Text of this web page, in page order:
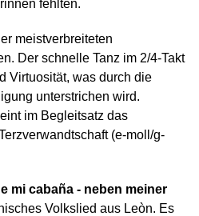
fehlten.
meistverbreiteten
Der schnelle Tanz im 2/4-Takt
Virtuosität, was durch die
unterstrichen wird.
im Begleitsatz das
(e-moll/g-
mi cabaña - neben meiner
Volkslied aus Leòn. Es